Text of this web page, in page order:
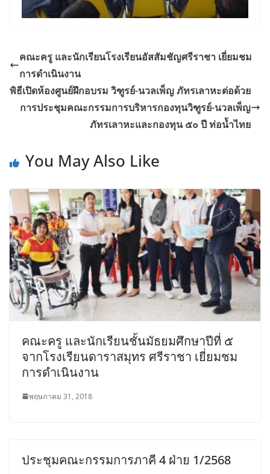
คณะครู และนักเรียนโรงเรียนอัสสัมชัญศรีราชา เยี่ยมชม
การดำเนินงาน
พิธีเปิดห้องศูนย์ฝึกอบรม วิฑูรย์-นวลเพ็ญ ภัทรเลาหะต่อด้วย
การประชุมคณะกรรมการบริหารกองทุนวิฑูรย์-นวลเพ็ญ
ภัทรเลาหะและกองทุน ๕๐ ปี ท่อน้ำไทย
You May Also Like
คณะครู และนักเรียนชั้นมัธยมศึกษาปีที่ ๕
จากโรงเรียนดาราสมุทร ศรีราชา เยี่ยมชม
การดำเนินงาน
พฤษภาคม 31, 2018
ประชุมคณะกรรมการภาคี 4 ฝ่าย 1/2568